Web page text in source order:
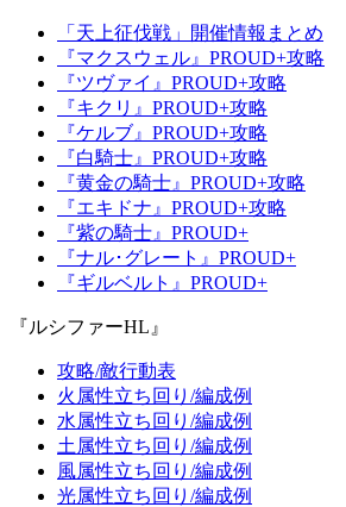
「天上征伐戦」開催情報まとめ
『マクスウェル』PROUD+攻略
『ツヴァイ』PROUD+攻略
『キクリ』PROUD+攻略
『ケルブ』PROUD+攻略
『白騎士』PROUD+攻略
『黄金の騎士』PROUD+攻略
『エキドナ』PROUD+攻略
『紫の騎士』PROUD+
『ナル･グレート』PROUD+
『ギルベルト』PROUD+
『ルシファーHL』
攻略/敵行動表
火属性立ち回り/編成例
水属性立ち回り/編成例
土属性立ち回り/編成例
風属性立ち回り/編成例
光属性立ち回り/編成例